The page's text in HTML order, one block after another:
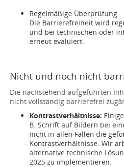
Regelmäßige Überprüfung
Die Barrierefreiheit wird
und bei technischen oder
erneut evaluiert.
Nicht und noch nicht
Die nachstehend aufgeführten
nicht vollständig barrierefrei
Kontrastverhältnisse:
B. Schrift auf Bildern bei
nicht in allen Fällen die
Kontrastverhältnisse. Wir
alternative technische
2025 zu implementieren.